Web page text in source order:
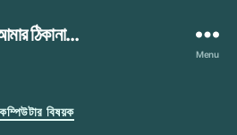
ঠিকানা...
Menu
Categories
কম্পিউটার বিষয়ক